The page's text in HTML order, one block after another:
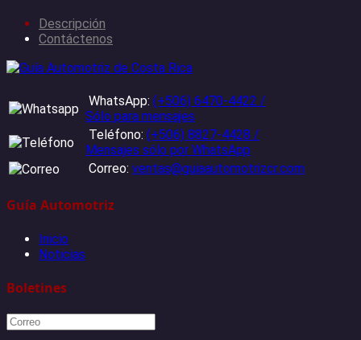
Descripción
Contáctenos
WhatsApp: (+506) 6470-4422 /
Sólo para mensajes
Teléfono: (+506) 8827-4428 /
Mensajes sólo por WhatsApp
Correo: ventas@guiaautomotrizcr.com
Guía Automotriz
Inicio
Noticias
Boletines